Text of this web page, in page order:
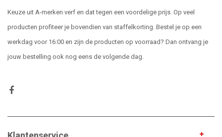
Keuze uit A-merken verf en dat tegen een voordelige prijs. Op veel
producten profiteer je bovendien van staffelkorting. Bestel je op een
werkdag voor 16:00 en zijn de producten op voorraad? Dan ontvang je
jouw bestelling ook nog eens de volgende dag.